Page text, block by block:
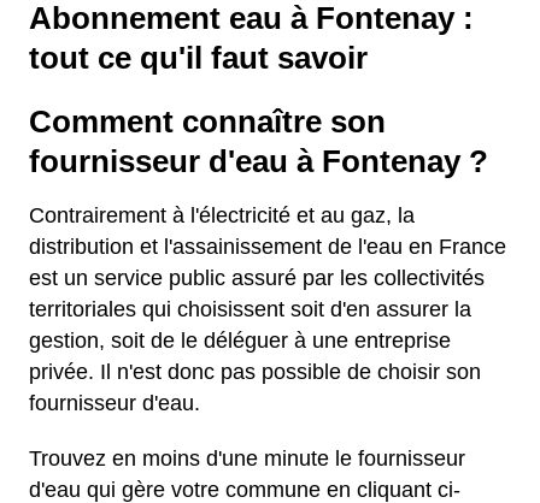
Abonnement eau à Fontenay :
tout ce qu'il faut savoir
Comment connaître son
fournisseur d'eau à Fontenay ?
Contrairement à l'électricité et au gaz, la
distribution et l'assainissement de l'eau en France
est un service public assuré par les collectivités
territoriales qui choisissent soit d'en assurer la
gestion, soit de le déléguer à une entreprise
privée. Il n'est donc pas possible de choisir son
fournisseur d'eau.
Trouvez en moins d'une minute le fournisseur
d'eau qui gère votre commune en cliquant ci-